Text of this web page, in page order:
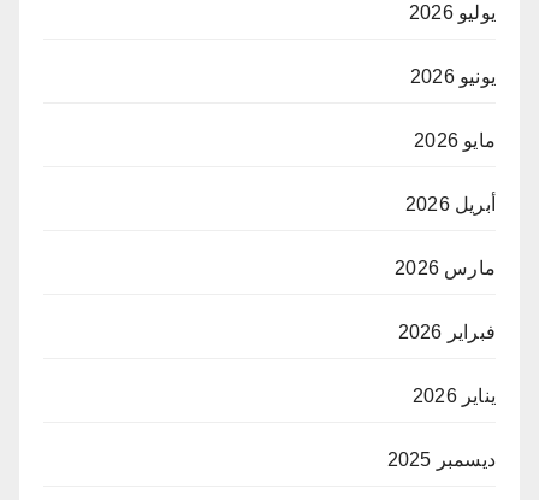
يوليو 2026
يونيو 2026
مايو 2026
أبريل 2026
مارس 2026
فبراير 2026
يناير 2026
ديسمبر 2025